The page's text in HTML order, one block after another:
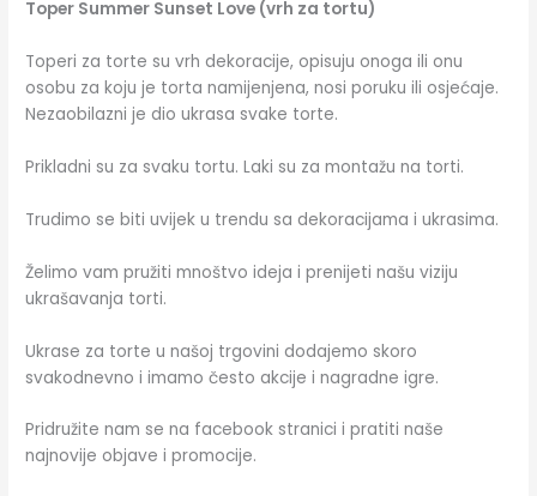
Toper Summer Sunset Love (vrh za tortu)
Toperi za torte su vrh dekoracije, opisuju onoga ili onu
osobu za koju je torta namijenjena, nosi poruku ili osjećaje.
Nezaobilazni je dio ukrasa svake torte.
Prikladni su za svaku tortu. Laki su za montažu na torti.
Trudimo se biti uvijek u trendu sa dekoracijama i ukrasima.
Želimo vam pružiti mnoštvo ideja i prenijeti našu viziju
ukrašavanja torti.
Ukrase za torte u našoj trgovini dodajemo skoro
svakodnevno i imamo često akcije i nagradne igre.
Pridružite nam se na facebook stranici i pratiti naše
najnovije objave i promocije.